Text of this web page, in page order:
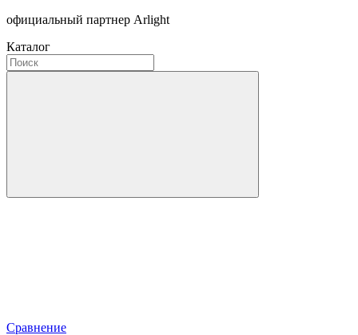
официальный партнер Arlight
Каталог
Сравнение